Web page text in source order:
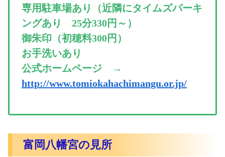
専用駐車場あり（近隣にタイムズパーキ
ングあり 25分330円～）
御朱印（初穂料300円）
お手洗いあり
公式ホームページ →
http://www.tomiokahachimangu.or.jp/
富岡八幡宮の見所